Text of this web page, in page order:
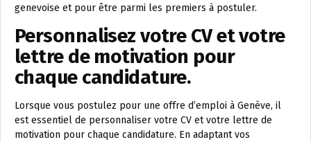
genevoise et pour être parmi les premiers à postuler.
Personnalisez votre CV et votre
lettre de motivation pour
chaque candidature.
Lorsque vous postulez pour une offre d’emploi à Genève, il
est essentiel de personnaliser votre CV et votre lettre de
motivation pour chaque candidature. En adaptant vos